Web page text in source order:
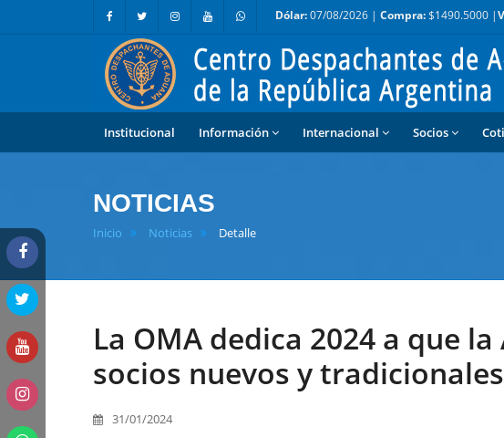
Dólar:07/08/2026 | Compra:$1490.5000 |
Institucional Información Internacional Socios
NOTICIAS
Inicio Noticias Detalle
La OMA dedica 2024 a que
socios nuevos y
31/01/2024